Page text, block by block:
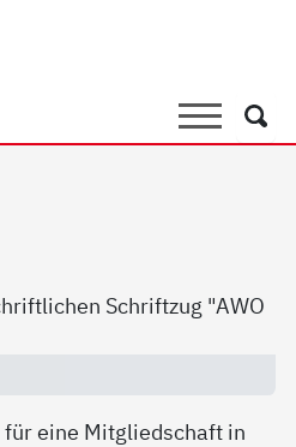
SucheSuche
eine Mitgliedschaft in